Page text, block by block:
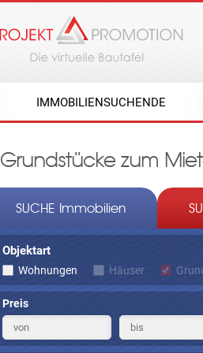
IMMOBILIENSUCHENDE
Grundstücke zum
SUCHE Immobilien
Objektart
Wohnungen Häuser
Preis